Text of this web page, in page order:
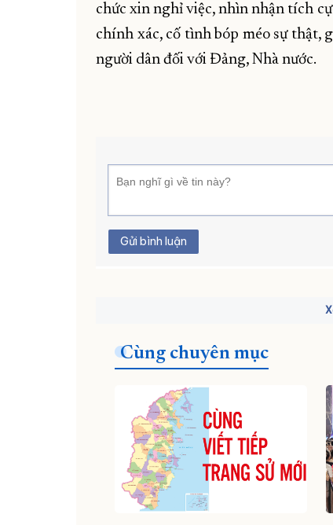
chức xin nghỉ việc, nhìn nhận tích
chính xác, cố tình bóp méo sự thật,
người dân đối với Đảng, Nhà nước.
Gửi bình luận
Cùng chuyên mục